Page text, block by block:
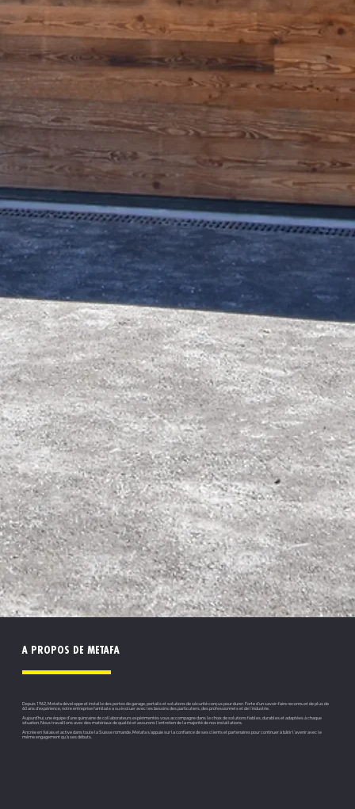
A PROPOS DE METAFA
Depuis 1962, Metafa développe et installe des portes de garage, portails et solutions de sécurité conçus pour durer. Forte d’un savoir-faire reconnu et de plus de
60 ans d’expérience, notre entreprise familiale a su évoluer avec les besoins des particuliers, des professionnels et de l’industrie.
Aujourd’hui, une équipe d’une quinzaine de collaborateurs expérimentés vous accompagne dans le choix de solutions fiables, durables et adaptées à chaque
situation. Nous travaillons avec des matériaux de qualité et assurons l’entretien de la majorité de nos installations.
Ancrée en Valais et active dans toute la Suisse romande, Metafa s’appuie sur la confiance de ses clients et partenaires pour continuer à bâtir l’avenir avec le
même engagement qu’à ses débuts.